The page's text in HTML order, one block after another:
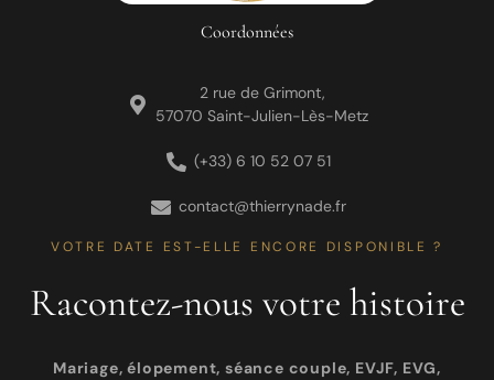
Coordonnées
2 rue de Grimont,
57070 Saint-Julien-Lès-Metz
(+33) 6 10 52 07 51
contact@thierrynade.fr
VOTRE DATE EST-ELLE ENCORE DISPONIBLE ?
Racontez-nous votre histoire
Mariage, élopement, séance couple, EVJF, EVG,